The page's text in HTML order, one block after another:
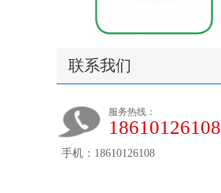
联系我们
服务热线：
18610126108
手机：18610126108